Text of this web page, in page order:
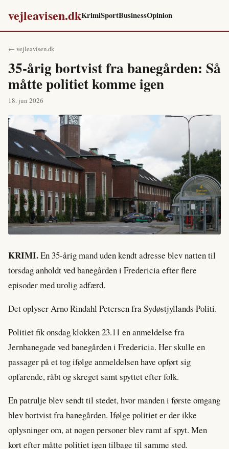
vejleavisen.dkKrimiSportBusinessOpinion
← vejleavisen.dk
35-årig bortvist fra banegården: Så
måtte politiet komme igen
18. jun 2026
KRIMI.En 35-årig mand uden kendt adresse blev natten til
torsdag anholdt ved banegården i Fredericia efter flere
episoder med urolig adfærd.
Det oplyser Arno Rindahl Petersen fra Sydøstjyllands Politi.
Politiet fik onsdag klokken 23.11 en anmeldelse fra
Jernbanegade ved banegården i Fredericia. Her skulle en
passager på et tog ifølge anmeldelsen have opført sig
opfarende, råbt og skreget samt spyttet efter folk.
En patrulje blev sendt til stedet, hvor manden i første omgang
blev bortvist fra banegården. Ifølge politiet er der ikke
oplysninger om, at nogen personer blev ramt af spyt. Men
kort efter måtte politiet igen tilbage til samme sted.